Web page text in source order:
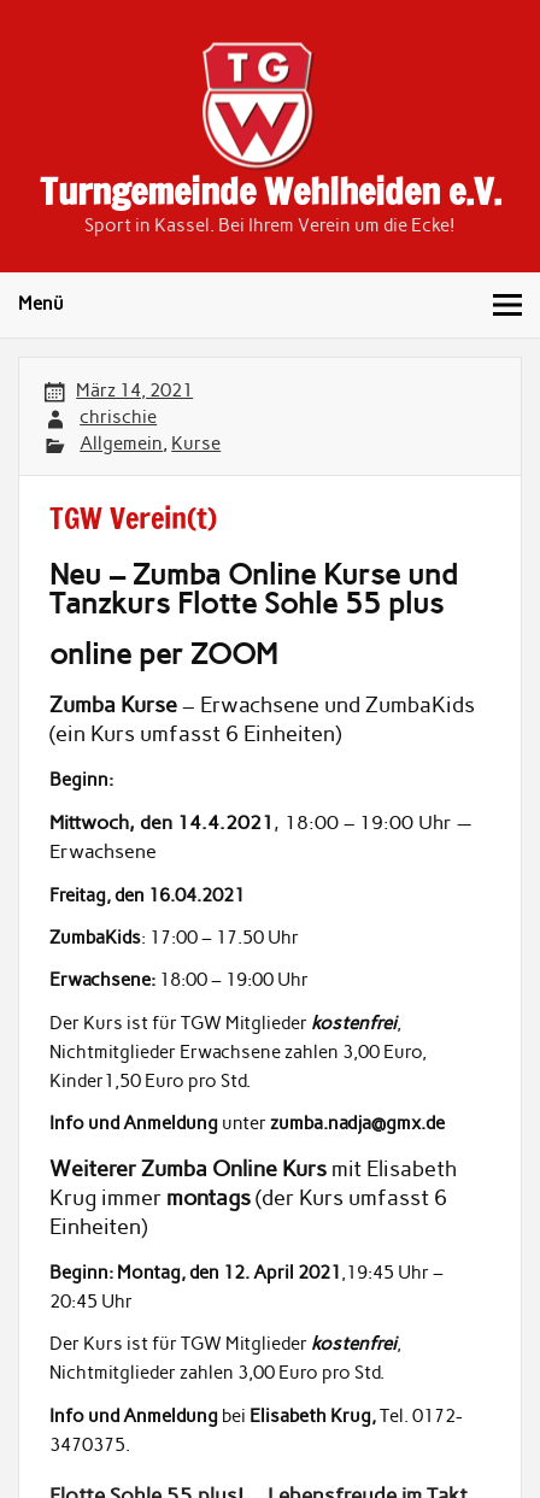
Turngemeinde Wehlheiden e.V.
Sport in Kassel. Bei Ihrem Verein um die Ecke!
Menü
März 14, 2021
chrischie
Allgemein, Kurse
TGW Verein(t)
Neu – Zumba Online Kurse und
Tanzkurs Flotte Sohle 55 plus
online per ZOOM
Zumba Kurse– Erwachsene und ZumbaKids
(ein Kurs umfasst 6 Einheiten)
Beginn:
Mittwoch, den 14.4.2021 , 18:00 – 19:00 Uhr —
Erwachsene
Freitag, den 16.04.2021
ZumbaKids: 17:00 – 17.50 Uhr
Erwachsene: 18:00 – 19:00 Uhr
Der Kurs ist für TGW Mitglieder kostenfrei,
Nichtmitglieder Erwachsene zahlen 3,00 Euro,
Kinder1,50 Euro pro Std.
Info und Anmeldungunterzumba.nadja@gmx.de
Weiterer Zumba Online Kursmit Elisabeth
Krug immermontags(der Kurs umfasst 6
Einheiten)
Beginn: Montag, den 12. April 2021,19:45 Uhr –
20:45 Uhr
Der Kurs ist für TGW Mitglieder kostenfrei,
Nichtmitglieder zahlen 3,00 Euro pro Std.
Info und Anmeldung bei Elisabeth Krug,Tel. 0172-
3470375.